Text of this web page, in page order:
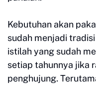
Kebutuhan akan
sudah menjadi
istilah yang sudah
setiap tahunnya jika
penghujung.